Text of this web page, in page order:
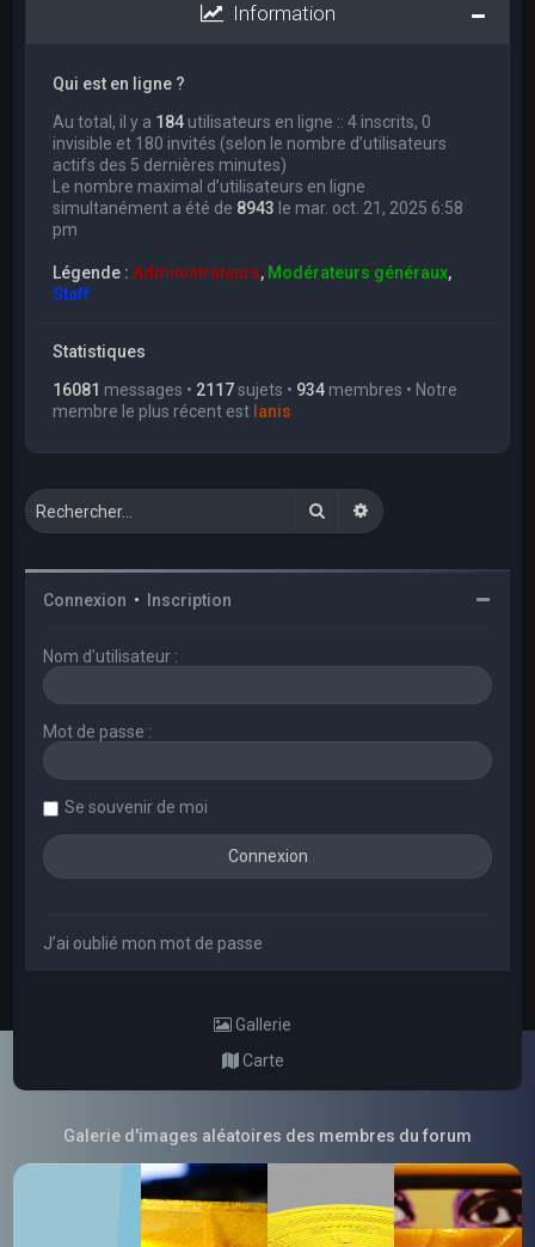
Information
Qui est en ligne ?
Au total, il y a 184 utilisateurs en ligne :: 4 inscrits, 0
invisible et 180 invités (selon le nombre d’utilisateurs
actifs des 5 dernières minutes)
Le nombre maximal d’utilisateurs en ligne
simultanément a été de 8943 le mar. oct. 21, 2025 6:58
pm
Légende :Administrateurs, Modérateurs généraux,
Staff
Statistiques
16081 messages • 2117sujets • 934 membres • Notre
membre le plus récent est Ianis
RechercherRecherche avancée
Connexion • Inscription
Nom d’utilisateur :
Mot de passe :
Se souvenir de moi
J’ai oublié mon mot de passe
Gallerie
Carte
Galerie d'images aléatoires des membres du forum